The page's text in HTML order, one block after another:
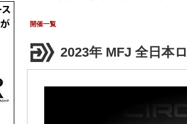
Race Calendar ･･･ 全日
開催一覧
2023年 MFJ 全日本